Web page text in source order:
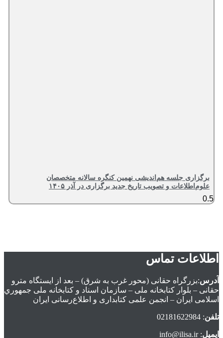
برگزاری جلسه هم‌اندیشی نهمین کنگره سالانه متخصصان
علوم‌اطلاعات و تصویب تاریخ جدید برگزاری در آذر ۱۴۰۵
اطلاعات تماس
آدرس:بزرگراه حقانی (محور غرب به شرق) – بعد از ايستگاه مترو
حقانی – بلوار كتابخانه ملی – سازمان اسناد و كتابخانه ملی جمهوري
اسلامی ايران – انجمن علمی کتابداری و اطلاع‌رسانی ایران
تلفن: 02181622984
ایمیل: info@ilisa.ir